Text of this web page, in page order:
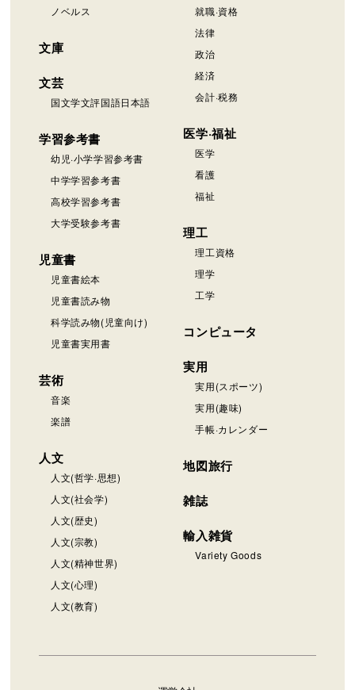
ノベルス
文庫
文芸
国文学文評国語日本語
学習参考書
幼児·小学学習参考書
中学学習参考書
高校学習参考書
大学受験参考書
児童書
児童書絵本
児童書読み物
科学読み物(児童向け)
児童書実用書
芸術
音楽
楽譜
人文
人文(哲学·思想)
人文(社会学)
人文(歴史)
人文(宗教)
人文(精神世界)
人文(心理)
人文(教育)
就職·資格
法律
政治
経済
会計·税務
医学·福祉
医学
看護
福祉
理工
理工資格
理学
工学
コンピュータ
実用
実用(スポーツ)
実用(趣味)
手帳·カレンダー
地図旅行
雑誌
輸入雑貨
Variety Goods